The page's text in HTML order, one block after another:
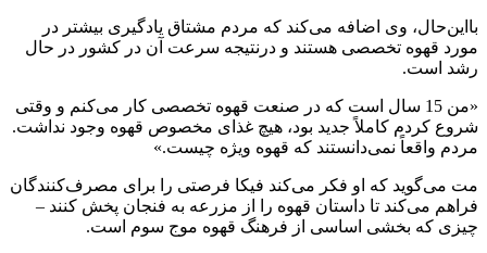
بااین‌حال، وی اضافه می‌کند که مردم مشتاق یادگیری بیشتر در
مورد قهوه تخصصی هستند و درنتیجه سرعت آن در کشور در حال
رشد است.
«من 15 سال است که در صنعت قهوه تخصصی کار می‌کنم و وقتی
شروع کردم کاملاً جدید بود، هیچ غذای مخصوص قهوه وجود نداشت.
مردم واقعاً نمی‌دانستند که قهوه ویژه چیست.»
مت می‌گوید که او فکر می‌کند فیکا فرصتی را برای مصرف‌کنندگان
فراهم می‌کند تا داستان قهوه را از مزرعه به فنجان پخش کنند –
چیزی که بخشی اساسی از فرهنگ قهوه موج سوم است.